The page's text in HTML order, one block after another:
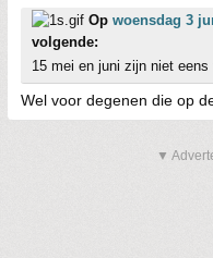
Op woensdag 3
volgende:
15 mei en juni zijn niet
Wel voor degenen die op
▼